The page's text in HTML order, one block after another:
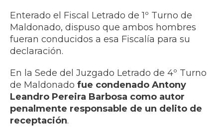
Enterado el Fiscal Letrado de 1º Turno de
Maldonado, dispuso que ambos hombres
fueran conducidos a esa Fiscalía para su
declaración.
En la Sede del Juzgado Letrado de 4º Turno
de Maldonado fue condenado Antony
Leandro Pereira Barbosa como autor
penalmente responsable de un delito de
receptación.